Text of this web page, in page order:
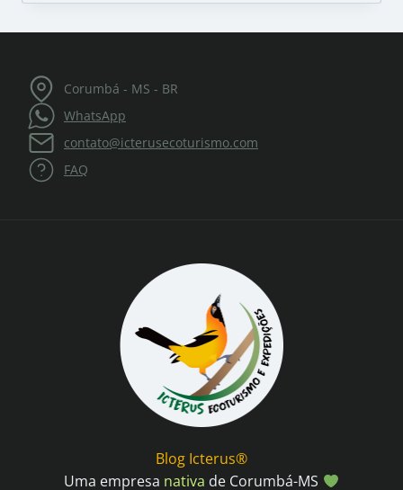
PANTANAL:
O
DA
BIODIVERSIDADE
BRASILEIRA
Corumbá - MS - BR
WhatsApp
contato@icterusecoturismo.com
FAQ
Blog Icterus®
Uma empresa nativa de Corumbá-MS